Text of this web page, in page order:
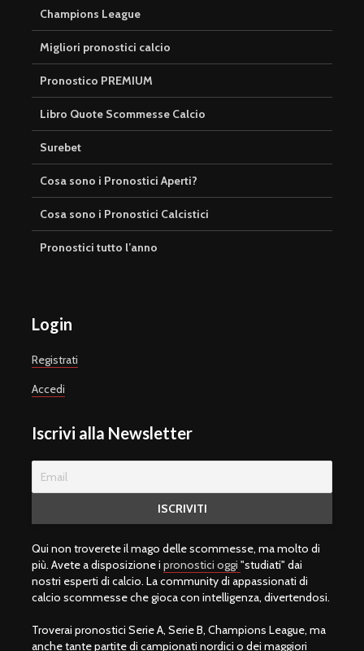
Champions League
Migliori pronostici calcio
Pronostico PREMIUM
Libro Quote Scommesse Calcio
Surebet
Cosa sono i Pronostici Aperti?
Cosa sono i Pronostici Calcistici
Pronostici tutto l’anno
Login
Registrati
Accedi
Iscrivi alla Newsletter
Qui non troverete il mago delle scommesse, ma molto di
più. Avete a disposizione i pronostici oggi "studiati" dai
nostri esperti di calcio. La community di appassionati di
calcio scommesse che gioca con intelligenza, divertendosi.
Troverai pronostici Serie A, Serie B, Champions League, ma
anche tante partite di campionati nordici o dei maggiori